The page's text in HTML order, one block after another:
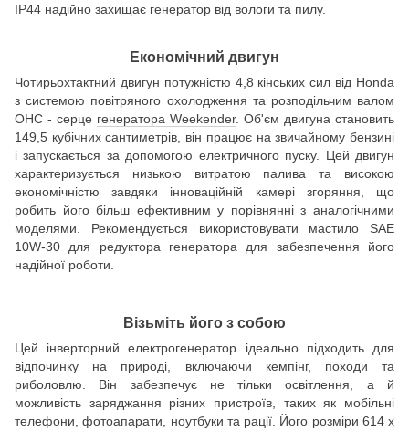
IP44 надійно захищає генератор від вологи та пилу.
Економічний двигун
Чотирьохтактний двигун потужністю 4,8 кінських сил від Honda
з системою повітряного охолодження та розподільчим валом
OHC - серце генератора Weekender. Об'єм двигуна становить
149,5 кубічних сантиметрів, він працює на звичайному бензині
і запускається за допомогою електричного пуску. Цей двигун
характеризується низькою витратою палива та високою
економічністю завдяки інноваційній камері згоряння, що
робить його більш ефективним у порівнянні з аналогічними
моделями. Рекомендується використовувати мастило SAE
10W-30 для редуктора генератора для забезпечення його
надійної роботи.
Візьміть його з собою
Цей інверторний електрогенератор ідеально підходить для
відпочинку на природі, включаючи кемпінг, походи та
риболовлю. Він забезпечує не тільки освітлення, а й
можливість заряджання різних пристроїв, таких як мобільні
телефони, фотоапарати, ноутбуки та рації. Його розміри 614 х